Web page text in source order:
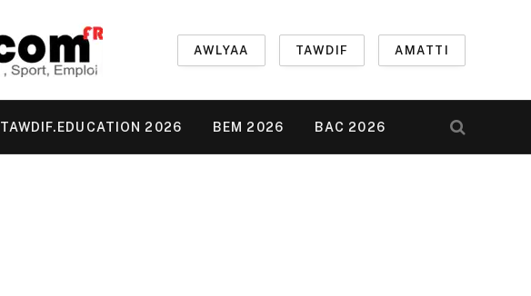
AWLYAA TAWDIF AMATTI
TAWDIF.EDUCATION 2026 BEM 2026 BAC 2026